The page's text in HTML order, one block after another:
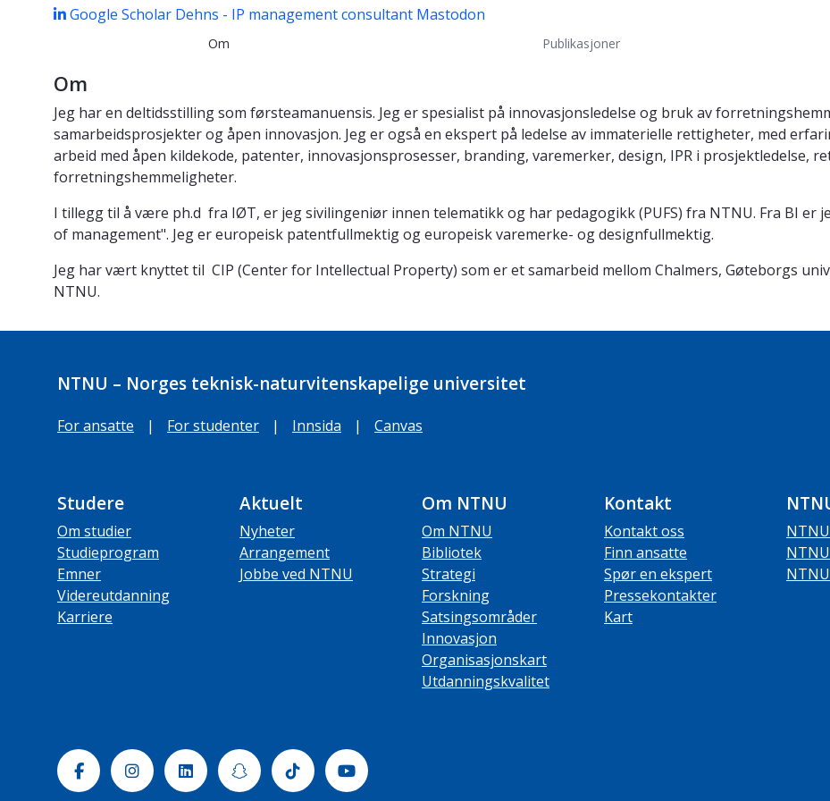
Google Scholar Dehns - IP management consultant Mastodon
Om Publikasjoner
Om
Jeg har en deltidsstilling som førsteamanuensis. Jeg er spesialist på innovasjonsledelse og bruk av
samarbeidsprosjekter og åpen innovasjon. Jeg er også en ekspert på ledelse av immaterielle rettigheter, med
arbeid med åpen kildekode, patenter, innovasjonsprosesser, branding, varemerker, design, IPR i prosjektledelse,
forretningshemmeligheter.
I tillegg til å være ph.d fra IØT, er jeg sivilingeniør innen telematikk og har pedagogikk (PUFS) fra NTNU. Fra BI er
of management". Jeg er europeisk patentfullmektig og europeisk varemerke- og designfullmektig.
Jeg har vært knyttet til CIP (Center for Intellectual Property) som er et samarbeid mellom Chalmers, Gøteborgs
NTNU.
NTNU – Norges teknisk-naturvitenskapelige universitet
For ansatte | For studenter | Innsida | Canvas
Studere
Om studier
Studieprogram
Emner
Videreutdanning
Karriere
Aktuelt
Nyheter
Arrangement
Jobbe ved NTNU
Om NTNU
Om NTNU
Bibliotek
Strategi
Forskning
Satsingsområder
Innovasjon
Organisasjonskart
Utdanningskvalitet
Kontakt
Kontakt oss
Finn ansatte
Spør en ekspert
Pressekontakter
Kart
FacebookInstagramLinkedinSnapchatTiktok Youtube